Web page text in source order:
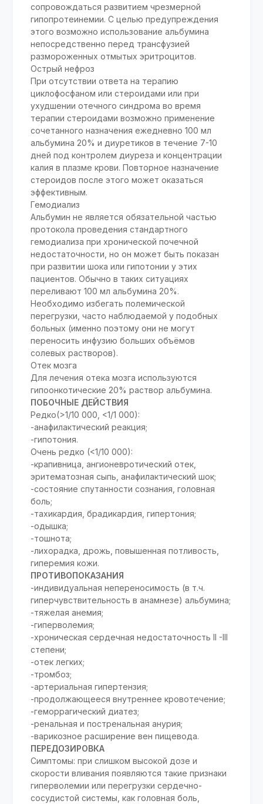
сопровождаться развитием чрезмерной
гипопротеинемии. С целью предупреждения
этого возможно использование альбумина
непосредственно перед трансфузией
размороженных отмытых эритроцитов.
Острый нефроз
При отсутствии ответа на терапию
циклофосфаном или стероидами или при
ухудшении отечного синдрома во время
терапии стероидами возможно применение
сочетанного назначения ежедневно 100 мл
альбумина 20% и диуретиков в течение 7-10
дней под контролем диуреза и концентрации
калия в плазме крови. Повторное назначение
стероидов после этого может оказаться
эффективным.
Гемодиализ
Альбумин не является обязательной частью
протокола проведения стандартного
гемодиализа при хронической почечной
недостаточности, но он может быть показан
при развитии шока или гипотонии у этих
пациентов. Обычно в таких ситуациях
переливают 100 мл альбумина 20%.
Необходимо избегать полемической
перегрузки, часто наблюдаемой у подобных
больных (именно поэтому они не могут
переносить инфузию больших объёмов
солевых растворов).
Отек мозга
Для лечения отека мозга используются
гипоонкотические 20% раствор альбумина.
ПОБОЧНЫЕ ДЕЙСТВИЯ
Редко(>1/10 000, <1/1 000):
-анафилактический реакция;
-гипотония.
Очень редко (<1/10 000):
-крапивница, ангионевротический отек,
эритематозная сыпь, анафилактический шок;
-состояние спутанности сознания, головная
боль;
-тахикардия, брадикардия, гипертония;
-одышка;
-тошнота;
-лихорадка, дрожь, повышенная потливость,
гиперемия кожи.
ПРОТИВОПОКАЗАНИЯ
-индивидуальная непереносимость (в т.ч.
гиперчувствительность в анамнезе) альбумина;
-тяжелая анемия;
-гиперволемия;
-хроническая сердечная недостаточность II -III
степени;
-отек легких;
-тромбоз;
-артериальная гипертензия;
-продолжающееся внутреннее кровотечение;
-геморрагический диатез;
-ренальная и постренальная анурия;
-варикозное расширение вен пищевода.
ПЕРЕДОЗИРОВКА
Симптомы: при слишком высокой дозе и
скорости вливания появляются такие признаки
гиперволемии или перегрузки сердечно-
сосудистой системы, как головная боль,